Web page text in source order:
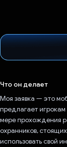
Что он делает
Моя заявка — это
предлагает
мере прохождения
охранников,
использовать свой